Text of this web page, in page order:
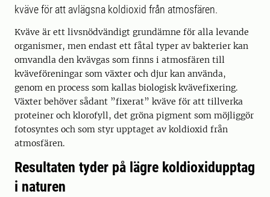
kväve för att avlägsna koldioxid från atmosfären.
Kväve är ett livsnödvändigt grundämne för alla levande
organismer, men endast ett fåtal typer av bakterier kan
omvandla den kvävgas som finns i atmosfären till
kväveföreningar som växter och djur kan använda,
genom en process som kallas biologisk kvävefixering.
Växter behöver sådant ”fixerat” kväve för att tillverka
proteiner och klorofyll, det gröna pigment som möjliggör
fotosyntes och som styr upptaget av koldioxid från
atmosfären.
Resultaten tyder på lägre koldioxidupptag
i naturen